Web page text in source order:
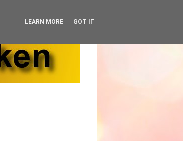
LEARN MORE GOT IT